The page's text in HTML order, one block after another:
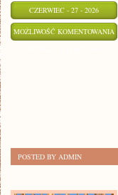
CZERWIEC - 27 - 2026
MOŻLIWOŚĆ KOMENTOWANIA
POSTED BY ADMIN